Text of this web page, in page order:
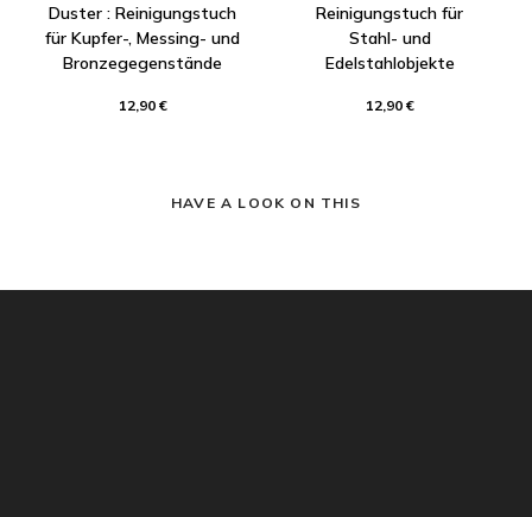
Duster : Reinigungstuch
für Kupfer-, Messing- und
Bronzegegenstände
12,90 €
Reinigungstuch für
Stahl- und
Edelstahlobjekte
12,90 €
HAVE A LOOK ON THIS